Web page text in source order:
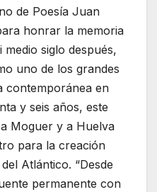
de Poesía Juan
honrar la memoria
siglo después,
uno de los grandes
contemporánea en
y seis años, este
Moguer y a Huelva
para la creación
Atlántico. “Desde
permanente con